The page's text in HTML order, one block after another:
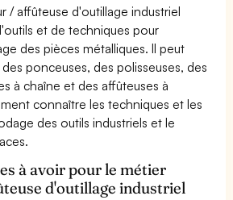
/ affûteuse d'outillage industriel
et de techniques pour
des pièces métalliques. Il peut
ponceuses, des polisseuses, des
à chaîne et des affûteuses à
connaître les techniques et les
des outils industriels et le
à avoir pour le métier
d'outillage industriel